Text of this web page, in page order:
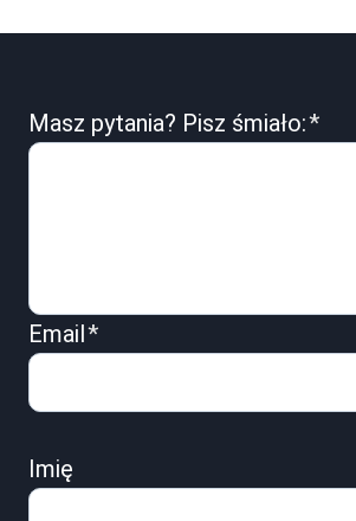
Masz pytania? Pisz śmiało:*
Email *
Imię